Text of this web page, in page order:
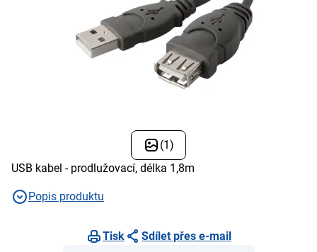
(1)
USB kabel - prodlužovací, délka 1,8m
Popis produktu
Tisk Sdílet přes e-mail